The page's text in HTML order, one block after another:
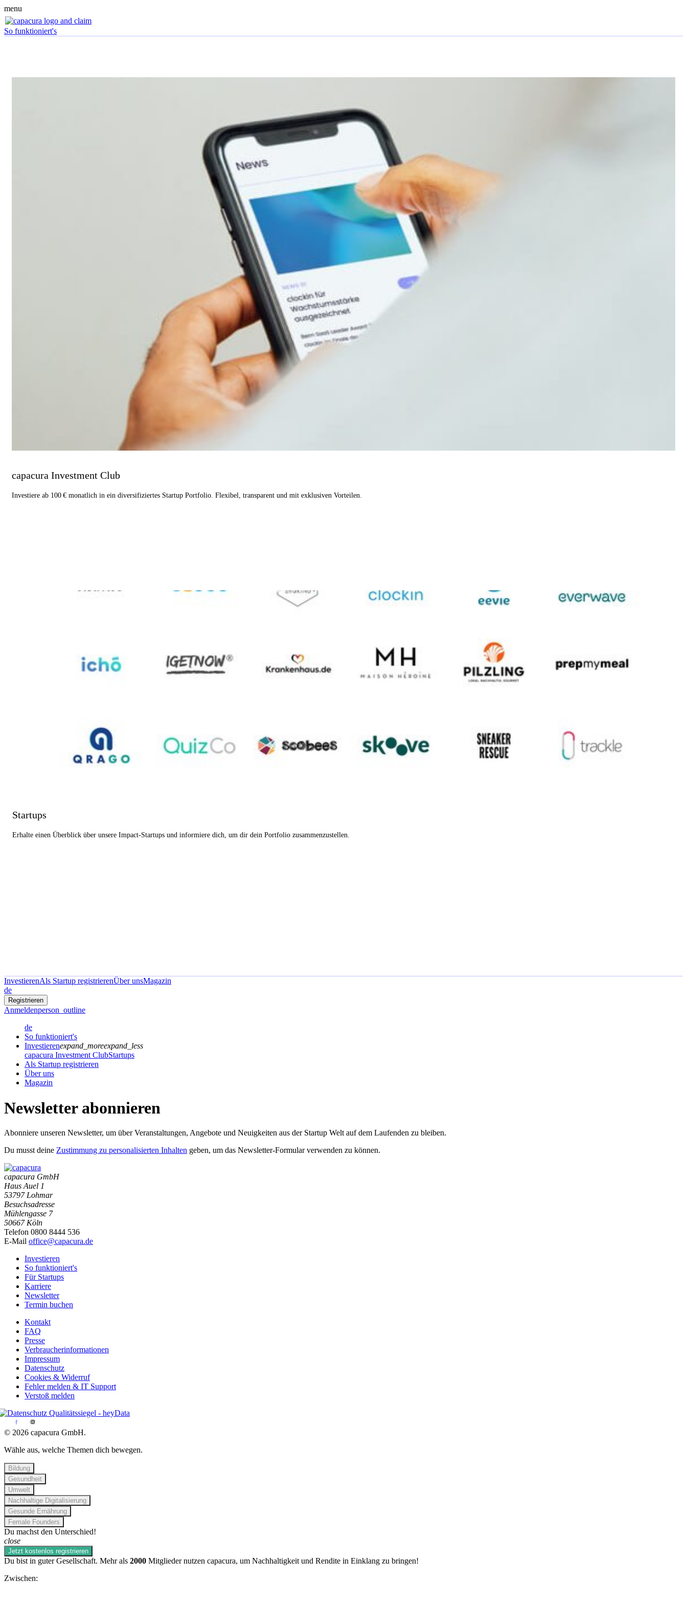
menu
So funktioniert's
capacura Investment Club
Investiere ab 100 € monatlich in ein diversifiziertes Startup Portfolio. Flexibel, transparent und mit exklusiven Vorteilen.
Startups
Erhalte einen Überblick über unsere Impact-Startups und informiere dich, um dir dein Portfolio zusammenzustellen.
InvestierenAls Startup registrierenÜber unsMagazin
de
Registrieren
Anmeldenperson_outline
de
So funktioniert's
Investierenexpand_moreexpand_less
capacura Investment ClubStartups
Als Startup registrieren
Über uns
Magazin
Newsletter abonnieren
Abonniere unseren Newsletter, um über Veranstaltungen, Angebote und Neuigkeiten aus der Startup Welt auf dem Laufenden zu bleiben.
Du musst deine Zustimmung zu personalisierten Inhalten geben, um das Newsletter-Formular verwenden zu können.
capacura GmbH
Haus Auel 1
53797 Lohmar
Besuchsadresse
Mühlengasse 7
50667 Köln
Telefon 0800 8444 536
E-Mail office@capacura.de
Investieren
So funktioniert's
Für Startups
Karriere
Newsletter
Termin buchen
Kontakt
FAQ
Presse
Verbraucherinformationen
Impressum
Datenschutz
Cookies & Widerruf
Fehler melden & IT Support
Verstoß melden
© 2026 capacura GmbH.
Wähle aus, welche Themen dich bewegen.
Bildung
Gesundheit
Umwelt
Nachhaltige Digitalisierung
Gesunde Ernährung
Female Founders
Du machst den Unterschied!
close
Jetzt kostenlos registrieren
Du bist in guter Gesellschaft. Mehr als 2000 Mitglieder nutzen capacura, um Nachhaltigkeit und Rendite in Einklang zu bringen!
Zwischen: